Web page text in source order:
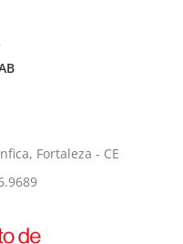
Fortaleza - CE